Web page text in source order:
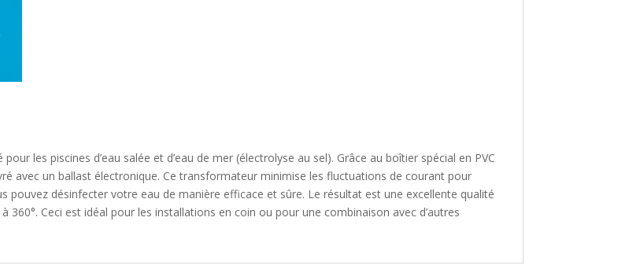
les piscines d’eau salée et d’eau de mer (électrolyse au sel). Grâce au boîtier spécial en PVC
avec un ballast électronique. Ce transformateur minimise les fluctuations de courant pour
pouvez désinfecter votre eau de manière efficace et sûre. Le résultat est une excellente qualité
360°. Ceci est idéal pour les installations en coin ou pour une combinaison avec d’autres